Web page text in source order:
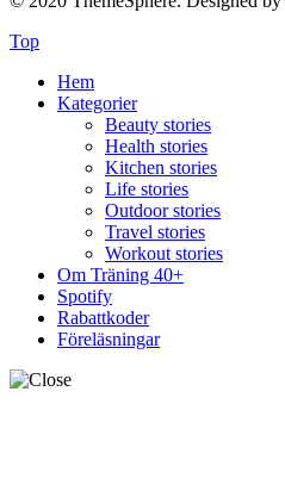
Top
Hem
Kategorier
Beauty stories
Health stories
Kitchen stories
Life stories
Outdoor stories
Travel stories
Workout stories
Om Träning 40+
Spotify
Rabattkoder
Föreläsningar